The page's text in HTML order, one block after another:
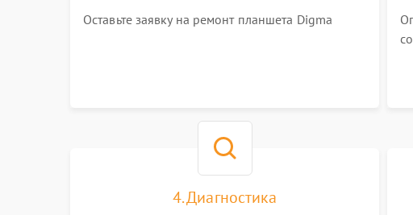
Оставьте заявку на ремонт планшета Digma
4. Диагностика